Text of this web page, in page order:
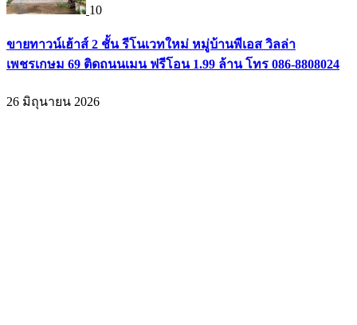
10
ขายทาวน์เฮ้าส์ 2 ชั้น รีโนเวทใหม่ หมู่บ้านพีเอส วิลล่า
เพชรเกษม 69 ติดถนนเมน ฟรีโอน 1.99 ล้าน โทร 086-8808024
26 มิถุนายน 2026